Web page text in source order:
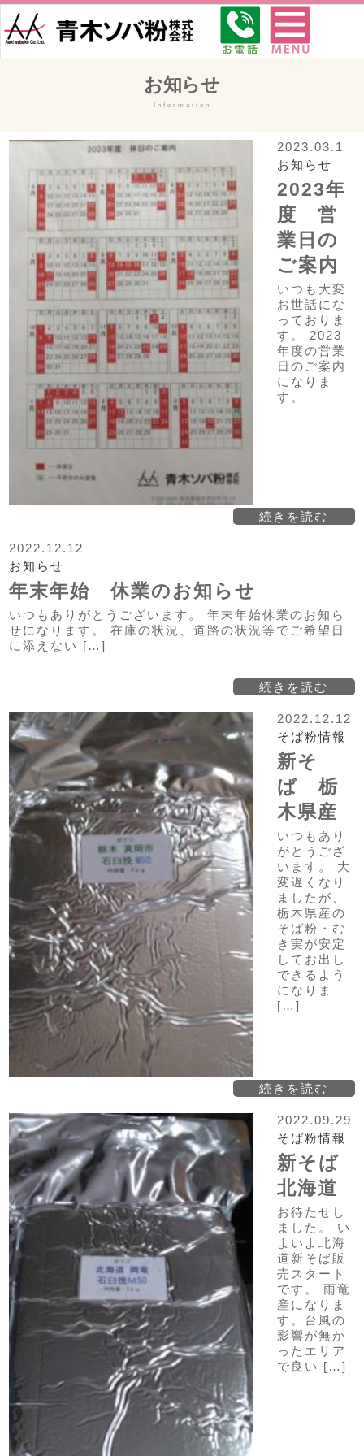
お知らせ
Information
2023.03.1
お知らせ
2023年
度 営
業日の
ご案内
いつも大変
お世話にな
っておりま
す。 2023
年度の営業
日のご案内
になりま
す。
続きを読む
2022.12.12
お知らせ
年末年始 休業のお知らせ
いつもありがとうございます。 年末年始休業のお知ら
せになります。 在庫の状況、道路の状況等でご希望日
に添えない […]
続きを読む
2022.12.12
そば粉情報
新そ
ば 栃
木県産
いつもあり
がとうござ
います。 大
変遅くなり
ましたが、
栃木県産の
そば粉・む
き実が安定
してお出し
できるよう
になりま
[…]
続きを読む
2022.09.29
そば粉情報
新そば
北海道
お待たせし
ました。 い
よいよ北海
道新そば販
売スタート
です。 雨竜
産になりま
す。台風の
影響が無か
ったエリア
で良い […]